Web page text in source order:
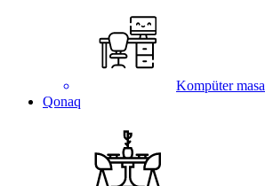
Kompüter masa
Qonaq